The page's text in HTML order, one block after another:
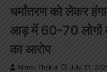
धर्मांतरण को लेकर
आड़ में 60-70 लोगों
का आरोप
Manoj Thakur July 31,